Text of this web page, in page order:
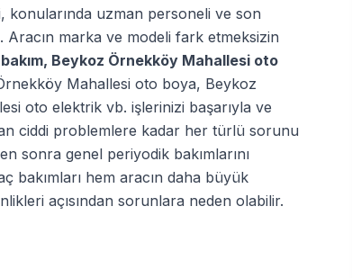
konularında uzman personeli ve son
marka ve modeli fark etmeksizin
, Beykoz Örnekköy Mahallesi oto
Mahallesi oto boya, Beykoz
oto elektrik vb. işlerinizi başarıyla ve
ciddi problemlere kadar her türlü sorunu
sonra genel periyodik bakımlarını
bakımları hem aracın daha büyük
açısından sorunlara neden olabilir.